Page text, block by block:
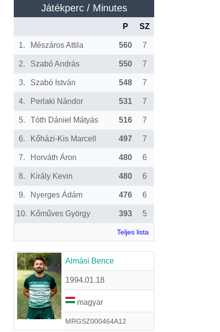
Játékperc / Minutes
P SZ
1. Mészáros Attila 560 7
2. Szabó András 550 7
3. Szabó István 548 7
4. Perlaki Nándor 531 7
5. Tóth Dániel Mátyás 516 7
6. Kőházi-Kis Marcell 497 7
7. Horváth Áron 480 6
8. Király Kevin 480 6
9. Nyerges Ádám 476 6
10. Kőműves György 393 5
Teljes lista
Almási Bence
1994.01.18
magyar
MRGSZ000464A12